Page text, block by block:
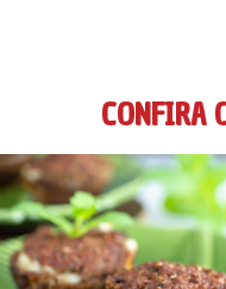
CONFIRA